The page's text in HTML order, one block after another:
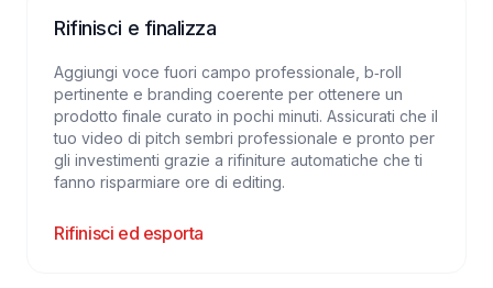
Rifinisci e finalizza
Aggiungi voce fuori campo professionale, b‑roll
pertinente e branding coerente per ottenere un
prodotto finale curato in pochi minuti. Assicurati che il
tuo video di pitch sembri professionale e pronto per
gli investimenti grazie a rifiniture automatiche che ti
fanno risparmiare ore di editing.
Rifinisci ed esporta